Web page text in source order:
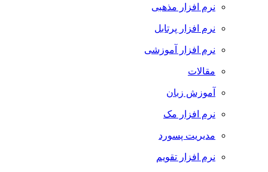
نرم افزار مذهبی
نرم افزار پرتابل
نرم افزار آموزشی
مقالات
آموزش زبان
نرم افزار مک
مدیریت پسورد
نرم افزار تقویم